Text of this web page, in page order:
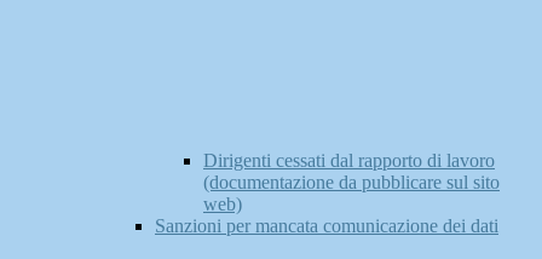
Dirigenti cessati dal rapporto di lavoro
(documentazione da pubblicare sul sito
web)
Sanzioni per mancata comunicazione dei dati